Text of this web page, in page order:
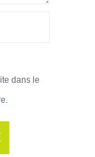
dans le